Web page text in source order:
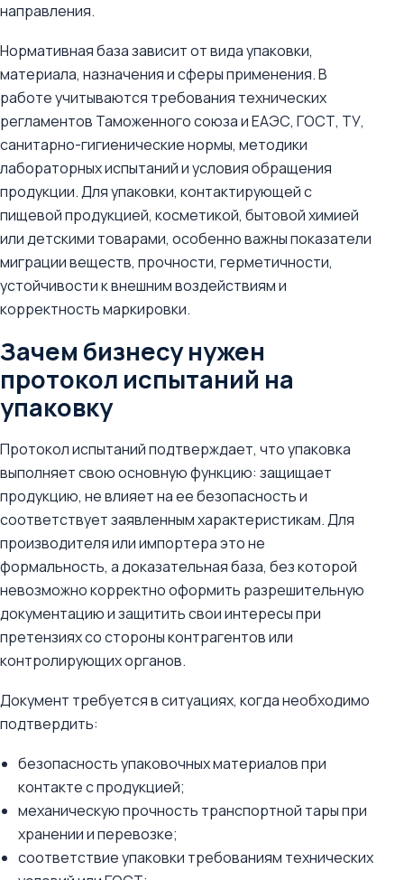
направления.
Нормативная база зависит от вида упаковки,
материала, назначения и сферы применения. В
работе учитываются требования технических
регламентов Таможенного союза и ЕАЭС, ГОСТ, ТУ,
санитарно-гигиенические нормы, методики
лабораторных испытаний и условия обращения
продукции. Для упаковки, контактирующей с
пищевой продукцией, косметикой, бытовой химией
или детскими товарами, особенно важны показатели
миграции веществ, прочности, герметичности,
устойчивости к внешним воздействиям и
корректность маркировки.
Зачем бизнесу нужен
протокол испытаний на
упаковку
Протокол испытаний подтверждает, что упаковка
выполняет свою основную функцию: защищает
продукцию, не влияет на ее безопасность и
соответствует заявленным характеристикам. Для
производителя или импортера это не
формальность, а доказательная база, без которой
невозможно корректно оформить разрешительную
документацию и защитить свои интересы при
претензиях со стороны контрагентов или
контролирующих органов.
Документ требуется в ситуациях, когда необходимо
подтвердить:
безопасность упаковочных материалов при
контакте с продукцией;
механическую прочность транспортной тары при
хранении и перевозке;
соответствие упаковки требованиям технических